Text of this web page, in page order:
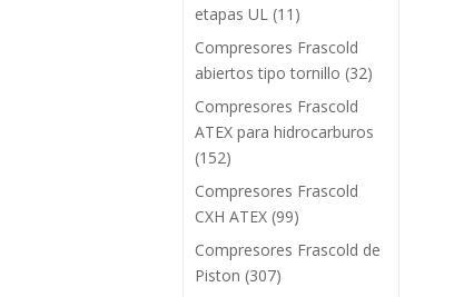
etapas UL (11)
Compresores Frascold
abiertos tipo tornillo (32)
Compresores Frascold
ATEX para hidrocarburos
(152)
Compresores Frascold
CXH ATEX (99)
Compresores Frascold de
Piston (307)